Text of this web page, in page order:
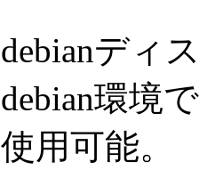
debianディ
debian環境
使用可能。